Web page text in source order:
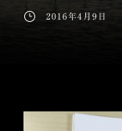
2016年4月9日